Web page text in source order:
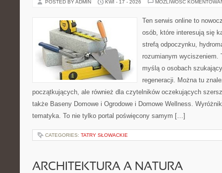
POSTED BY ADMIN KWI - 17 - 2026 MOŻLIWOŚĆ
Ten serwis online to
osób, które interesują się
strefą odpoczynku,
rozumianym wyciszeniem.
myślą o osobach
regeneracji. Można tu
początkujących, ale również dla czytelników oczekujących
także Baseny Domowe i Ogrodowe i Domowe Wellness.
tematyka. To nie tylko portal poświęcony samym […]
CATEGORIES: TATRY SŁOWACKIE
ARCHITEKTURA A NATURA